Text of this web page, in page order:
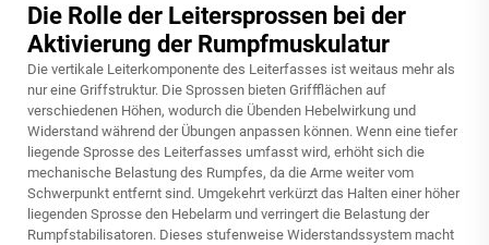
Die Rolle der Leitersprossen bei der
Aktivierung der Rumpfmuskulatur
Die vertikale Leiterkomponente des Leiterfasses ist weitaus mehr als
nur eine Griffstruktur. Die Sprossen bieten Griffflächen auf
verschiedenen Höhen, wodurch die Übenden Hebelwirkung und
Widerstand während der Übungen anpassen können. Wenn eine tiefer
liegende Sprosse des Leiterfasses umfasst wird, erhöht sich die
mechanische Belastung des Rumpfes, da die Arme weiter vom
Schwerpunkt entfernt sind. Umgekehrt verkürzt das Halten einer höher
liegenden Sprosse den Hebelarm und verringert die Belastung der
Rumpfstabilisatoren. Dieses stufenweise Widerstandssystem macht